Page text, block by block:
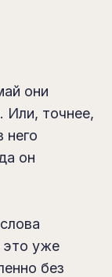
они
Или, точнее,
него
он
это уже
без